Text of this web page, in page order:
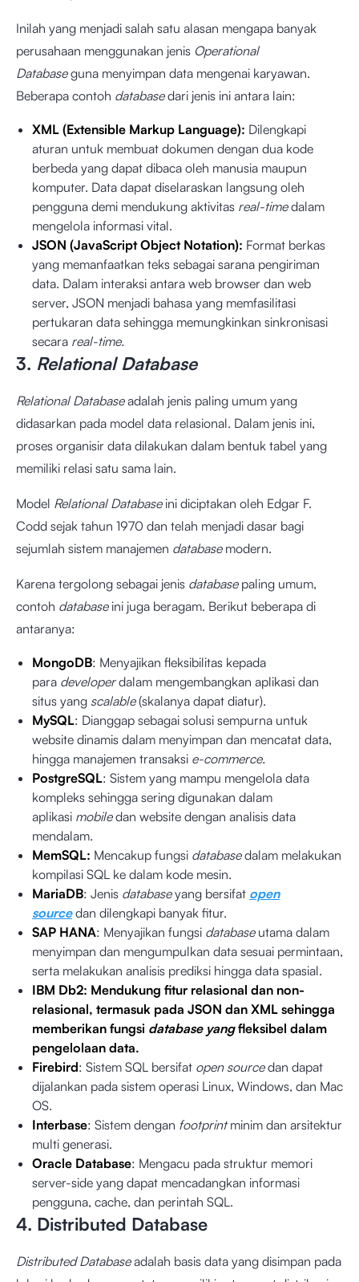
Inilah yang menjadi salah satu alasan mengapa banyak
perusahaan menggunakan jenis Operational
Databaseguna menyimpan data mengenai karyawan.
Beberapa contoh databasedari jenis ini antara lain:
XML (Extensible Markup Language): Dilengkapi
aturan untuk membuat dokumen dengan dua kode
berbeda yang dapat dibaca oleh manusia maupun
komputer. Data dapat diselaraskan langsung oleh
pengguna demi mendukung aktivitas real-timedalam
mengelola informasi vital.
JSON (JavaScript Object Notation): Format berkas
yang memanfaatkan teks sebagai sarana pengiriman
data. Dalam interaksi antara web browser dan web
server, JSON menjadi bahasa yang memfasilitasi
pertukaran data sehingga memungkinkan sinkronisasi
secara real-time.
3. Relational Database
Relational Databaseadalah jenis paling umum yang
didasarkan pada model data relasional. Dalam jenis ini,
proses organisir data dilakukan dalam bentuk tabel yang
memiliki relasi satu sama lain.
Model Relational Databaseini diciptakan oleh Edgar F.
Codd sejak tahun 1970 dan telah menjadi dasar bagi
sejumlah sistem manajemen databasemodern.
Karena tergolong sebagai jenis database paling umum,
contoh database ini juga beragam. Berikut beberapa di
antaranya:
MongoDB: Menyajikan fleksibilitas kepada
para developerdalam mengembangkan aplikasi dan
situs yang scalable(skalanya dapat diatur).
MySQL: Dianggap sebagai solusi sempurna untuk
website dinamis dalam menyimpan dan mencatat data,
hingga manajemen transaksi e-commerce.
PostgreSQL: Sistem yang mampu mengelola data
kompleks sehingga sering digunakan dalam
aplikasi mobiledan website dengan analisis data
mendalam.
MemSQL: Mencakup fungsi databasedalam melakukan
kompilasi SQL ke dalam kode mesin.
MariaDB: Jenis databaseyang bersifat open
source dan dilengkapi banyak fitur.
SAP HANA: Menyajikan fungsi database utama dalam
menyimpan dan mengumpulkan data sesuai permintaan,
serta melakukan analisis prediksi hingga data spasial.
IBM Db2: Mendukung fitur relasional dan non-
relasional, termasuk pada JSON dan XML sehingga
memberikan fungsi database yangfleksibel dalam
pengelolaan data.
Firebird: Sistem SQL bersifat open sourcedan dapat
dijalankan pada sistem operasi Linux, Windows, dan Mac
OS.
Interbase: Sistem dengan footprintminim dan arsitektur
multi generasi.
Oracle Database: Mengacu pada struktur memori
server-side yang dapat mencadangkan informasi
pengguna, cache, dan perintah SQL.
4. Distributed Database
Distributed Databaseadalah basis data yang disimpan pada